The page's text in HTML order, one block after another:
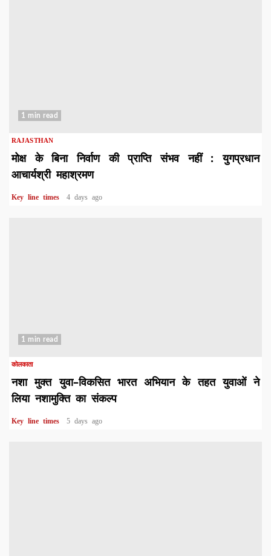
1 min read
RAJASTHAN
मोक्ष के बिना निर्वाण की प्राप्ति संभव नहीं : युगप्रधान
आचार्यश्री महाश्रमण
Key line times 4 days ago
1 min read
कोलकाता
नशा मुक्त युवा–विकसित भारत अभियान के तहत युवाओं ने
लिया नशामुक्ति का संकल्प
Key line times 5 days ago